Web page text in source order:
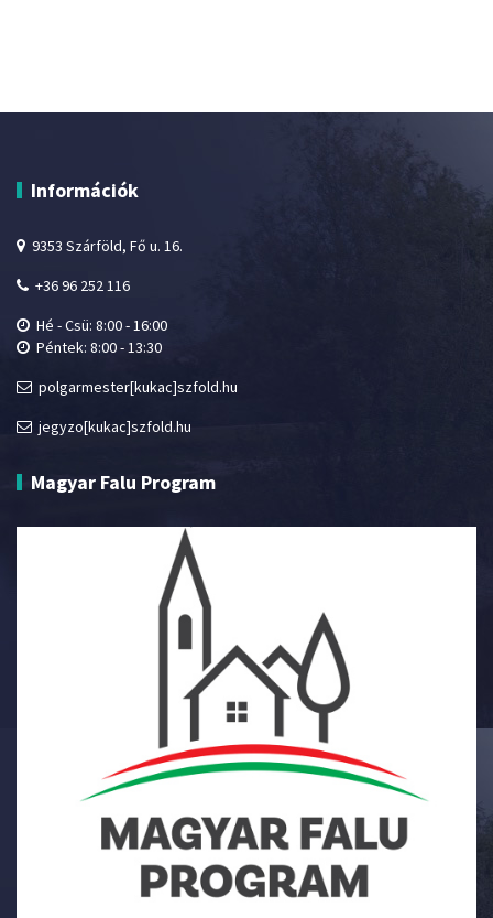
Információk
9353 Szárföld, Fő u. 16.
+36 96 252 116
Hé - Csü: 8:00 - 16:00
Péntek: 8:00 - 13:30
polgarmester[kukac]szfold.hu
jegyzo[kukac]szfold.hu
Magyar Falu Program